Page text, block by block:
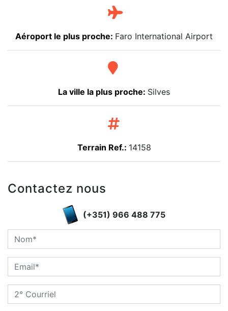
Aéroport le plus proche: Faro International Airport
La ville la plus proche: Silves
Terrain Ref.: 14158
Contactez nous
(+351) 966 488 775